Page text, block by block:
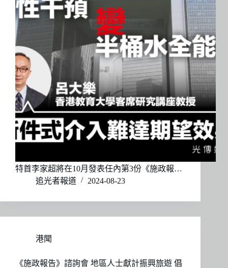
特首李家超將在10月發表任內第3份《施政報…
追光者報道
2024-08-23
港聞
《施政報告》諮詢會 地區人士獻計振興旅遊 倡